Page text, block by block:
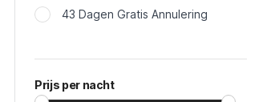
43 Dagen Gratis Annulering
Prijs per nacht